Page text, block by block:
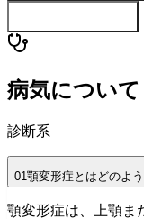
病気について
診断系
01顎変形症とはどのよ
顎変形症は、上顎ま